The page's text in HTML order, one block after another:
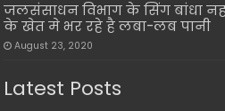
जलसंसाधन विभाग के सिंग बांधा
के खेत मे भर रहे है लबा-लब पानी
August 23, 2020
Latest Posts